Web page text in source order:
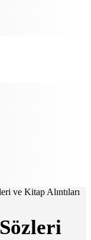
ve Kitap Alıntıları